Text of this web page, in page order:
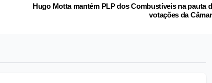
Hugo Motta mantém PLP dos Combustíveis na pauta
votações da